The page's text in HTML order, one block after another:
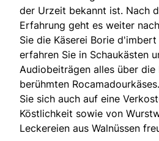
der Urzeit bekannt ist. Nach
Erfahrung geht es weiter
Sie die Käserei Borie
erfahren Sie in Schaukästen
Audiobeiträgen alles über die
berühmten
Sie sich auch auf eine
Köstlichkeit sowie von
Leckereien aus Walnüssen